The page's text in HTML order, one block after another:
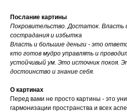
Послание картины
Покровительство. Достаток.
сострадания и избытка
Власть и большие деньги - это
кто готов мудро управлять и
устойчивый ум. Это источник покоя.
достоинство и знание себя.
О картинах
Перед вами не просто картины - это
гармонизации пространства и всех